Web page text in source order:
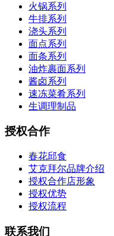
火锅系列
牛排系列
浇头系列
面点系列
面条系列
油炸裹面系列
酱卤系列
速冻菜肴系列
生调理制品
授权合作
春花邱食
艾克拜尔品牌介绍
授权合作店形象
授权优势
授权流程
联系我们